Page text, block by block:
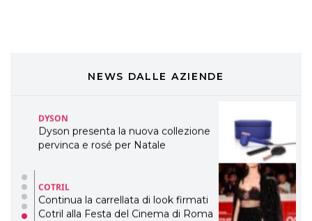
NEWS DALLE AZIENDE
WELLNESS CONGRESS 2022: I
DYSON
Dyson presenta la nuova collezione
pervinca e rosé per Natale
COTRIL
Continua la carrellata di look firmati
Cotril alla Festa del Cinema di Roma